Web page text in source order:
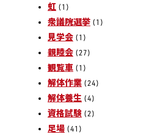
虹 (1)
衆議院選挙 (1)
見学会 (1)
親睦会 (27)
観覧車 (1)
解体作業 (24)
解体養生 (4)
資格試験 (2)
足場 (41)